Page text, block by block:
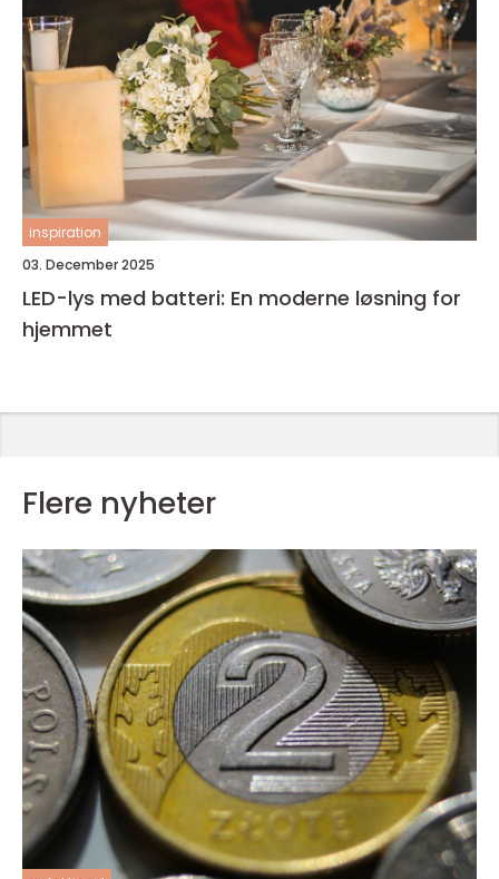
inspiration
03. December 2025
LED-lys med batteri: En moderne løsning for
hjemmet
Flere nyheter